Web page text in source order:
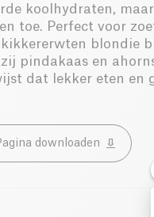
koolhydraten,
toe. Perfect voor
blondie
pindakaas en
dat lekker eten en
downloaden